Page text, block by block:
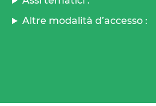
Altre modalità d’accesso :